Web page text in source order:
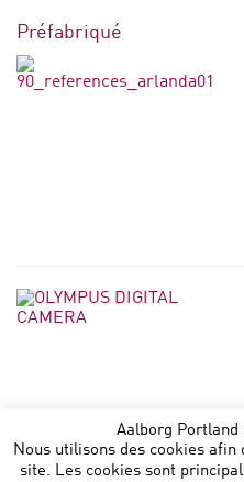
Préfabriqué
Aalborg Portland
Nous utilisons des cookies
site. Les cookies sont